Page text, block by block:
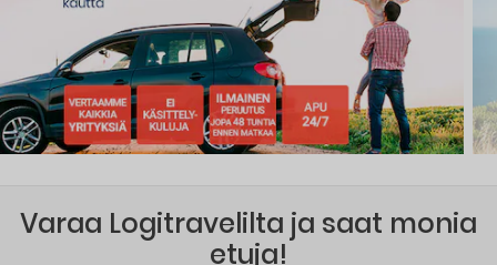
Varaa Logitravelilta ja saat monia
etuja!